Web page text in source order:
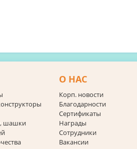
шашки
О НАС
Корп. новости
Благодарности
Сертификаты
Награды
Сотрудники
Вакансии